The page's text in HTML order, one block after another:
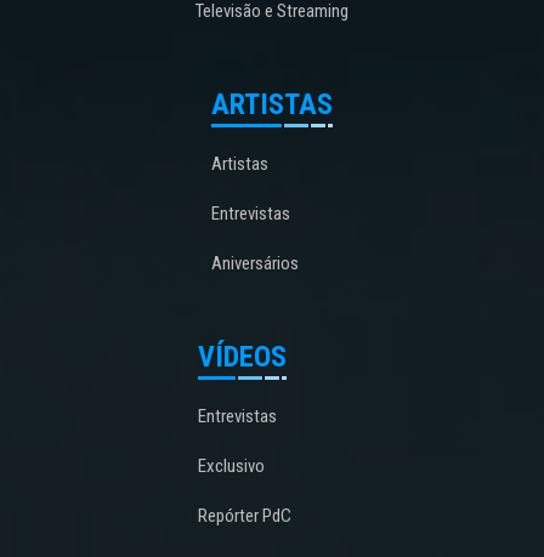
Televisão e Streaming
ARTISTAS
Artistas
Entrevistas
Aniversários
VÍDEOS
Entrevistas
Exclusivo
Repórter PdC